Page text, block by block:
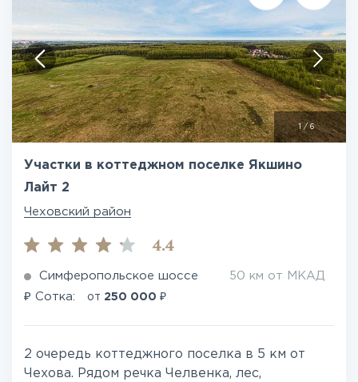
1 /6
Участки в коттеджном поселке Якшино
Лайт 2
Чеховский район
4.4
Симферопольское шоссе 50 км от МКАД
₽ Сотка: от 250 000 ₽
2 очередь коттеджного поселка в 5 км от
Чехова. Рядом речка Челвенка, лес,